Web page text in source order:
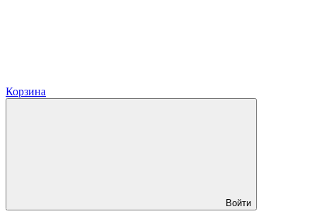
Корзина
Войти